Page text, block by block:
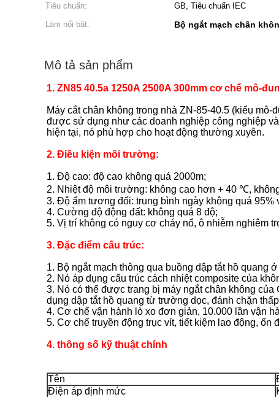
Tiêu chuẩn:
GB, Tiêu chuẩn IEC
Làm nổi bật:
Bộ ngắt mạch chân
Mô tả sản phẩm
1. ZN85 40.5a 1250A 2500A 300mm cơ chế mô-
Máy cắt chân không trong nhà ZN-85-40.5 (kiểu
được sử dụng như các doanh nghiệp công nghiệp
hiện tại, nó phù hợp cho hoạt động thường xuyên.
2. Điều kiện môi trường:
1. Độ cao: độ cao không quá 2000m;
2. Nhiệt độ môi trường: không cao hơn + 40 ℃,
3. Độ ẩm tương đối: trung bình ngày không quá 95%
4. Cường độ động đất: không quá 8 độ;
5. Vị trí không có nguy cơ cháy nổ, ô nhiễm nghiêm
3. Đặc điểm cấu trúc:
1. Bộ ngắt mạch thông qua buồng dập tắt hồ quang
2. Nó áp dụng cấu trúc cách nhiệt composite của
3. Nó có thể được trang bị máy ngắt chân không
dụng dập tắt hồ quang từ trường dọc, đánh chặn
4. Cơ chế vận hành lò xo đơn giản, 10.000 lần vận
5. Cơ chế truyền động trục vít, tiết kiệm lao động, ổn
4. thông số kỹ thuật chính
Tên
Điện áp định mức